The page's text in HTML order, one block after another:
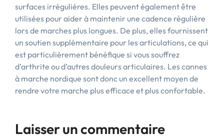
surfaces irrégulières. Elles peuvent également être
utilisées pour aider à maintenir une cadence régulière
lors de marches plus longues. De plus, elles fournissent
un soutien supplémentaire pour les articulations, ce qui
est particulièrement bénéfique si vous souffrez
d’arthrite ou d’autres douleurs articulaires. Les cannes
à marche nordique sont donc un excellent moyen de
rendre votre marche plus efficace et plus confortable.
Laisser un commentaire